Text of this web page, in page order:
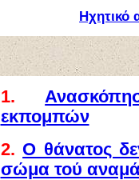
Ηχητικό
1.
εκπομπών
2. Ο θάνατος
σώμα τού